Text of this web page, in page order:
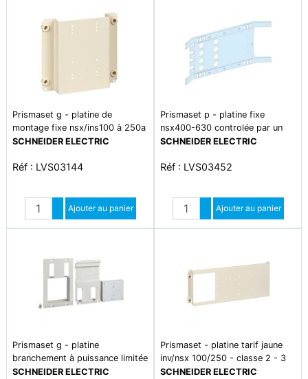
Prismaset g - platine de
montage fixe nsx/ins100 à 250a
pour gaine de coffret/armoire
- h150mm - blanc ral9003 -
SCHNEIDER ELECTRIC
Réf : LVS03144
Quantité
Augmenter quantité
Diminuer quantité
Ajouter au panier
Prismaset p - platine fixe
nsx400-630 controlée par un
maneton - horizontal - 4p - 5
h250mm - blanc ral9003 -
SCHNEIDER ELECTRIC
Réf : LVS03452
Quantité
Augmenter quantité
Diminuer quantité
Ajouter au panier
Prismaset g - platine
branchement à puissance limitée
- kit panneau de contrôle mono
SCHNEIDER ELECTRIC
Prismaset - platine tarif jaune
inv/nsx 100/250 - classe 2 - 3
modules verticaux -
SCHNEIDER ELECTRIC